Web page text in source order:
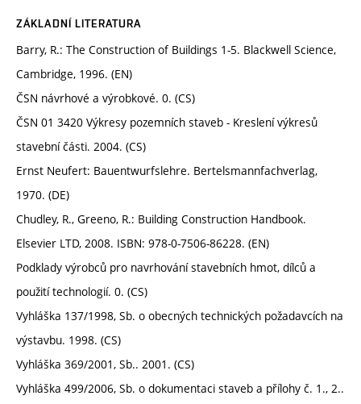
ZÁKLADNÍ LITERATURA
Barry, R.: The Construction of Buildings 1-5. Blackwell Science,
Cambridge, 1996. (EN)
ČSN návrhové a výrobkové. 0. (CS)
ČSN 01 3420 Výkresy pozemních staveb - Kreslení výkresů
stavební části. 2004. (CS)
Ernst Neufert: Bauentwurfslehre. Bertelsmannfachverlag,
1970. (DE)
Chudley, R., Greeno, R.: Building Construction Handbook.
Elsevier LTD, 2008. ISBN: 978-0-7506-86228. (EN)
Podklady výrobců pro navrhování stavebních hmot, dílců a
použití technologií. 0. (CS)
Vyhláška 137/1998, Sb. o obecných technických požadavcích na
výstavbu. 1998. (CS)
Vyhláška 369/2001, Sb.. 2001. (CS)
Vyhláška 499/2006, Sb. o dokumentaci staveb a přílohy č. 1., 2..